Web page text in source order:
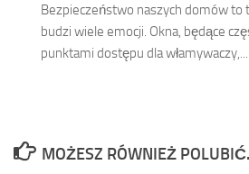
Bezpieczeństwo naszych domów to
budzi wiele emocji. Okna, będące
punktami dostępu dla włamywaczy,...
MOŻESZ RÓWNIEŻ